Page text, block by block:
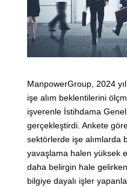
ManpowerGroup, 2024
işe alım beklentilerini
işverenle İstihdama Genel
gerçekleştirdi. Ankete
sektörlerde işe alımlarda
yavaşlama halen yüksek
daha belirgin hale
bilgiye dayalı işler